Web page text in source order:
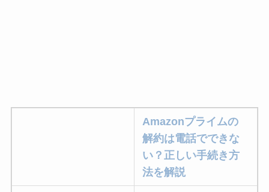
Amazonプライムの
解約は電話でできな
い？正しい手続き方
法を解説